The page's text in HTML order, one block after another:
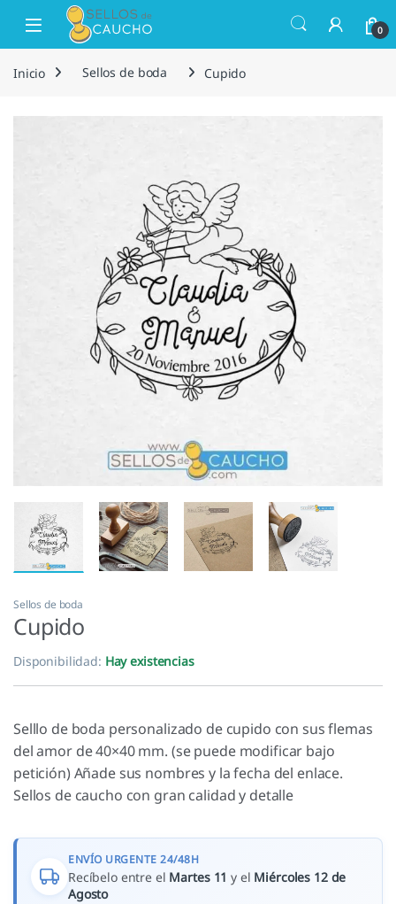
Saltar a la navegación
Saltar al contenido
Open 0
Inicio Sellos de boda Cupido
Sellos de boda
Cupido
Disponibilidad: Hay existencias
Selllo de boda personalizado de cupido con sus flemas
del amor de 40×40 mm. (se puede modificar bajo
petición) Añade sus nombres y la fecha del enlace.
Sellos de caucho con gran calidad y detalle
ENVÍO URGENTE 24/48H
Recíbelo entre el Martes 11 y el Miércoles 12 de
Agosto